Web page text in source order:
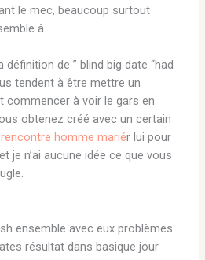
le mec, beaucoup surtout
à.
de ” blind big date “had
tendent à être mettre un
commencer à voir le gars en
obtenez créé avec un certain
homme mariér lui pour
je n’ai aucune idée ce que vous
ensemble avec eux problèmes
résultat dans basique jour